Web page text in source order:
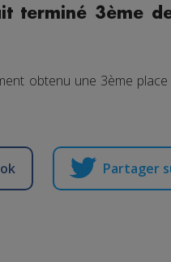
terminé 3ème
obtenu une 3ème
Partager